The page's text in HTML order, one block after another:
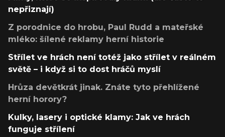
nepřiznají)
Z porodnice do hrobu, Paul Rudd a mateřské
mléko: šílené reklamy herní historie
Střílet ve hrách není totéž jako střílet v reálném
světě – i když si to dost hráčů myslí
Hrůza devětkrát jinak. Znáte tyto přehlížené
herní horory?
Kulky, lasery i optické klamy: Jak ve hrách
funguje střílení